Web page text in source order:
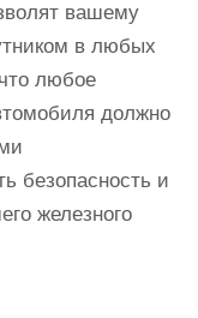
вашему
в любых
любое
должно
безопасность и
железного